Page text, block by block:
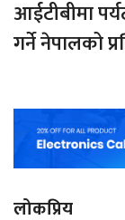
आईटीबीमा
गर्ने नेपालको
लोकप्रिय